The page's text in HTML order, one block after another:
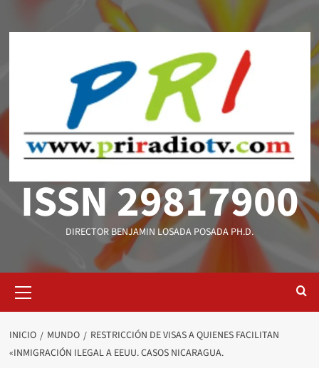
ISSN 29817900
DIRECTOR BENJAMIN LOSADA POSADA PH.D.
primario
INICIO MUNDO
RESTRICCIÓN DE VISAS A QUIENES FACILITAN
«INMIGRACIÓN ILEGAL A EEUU. CASOS NICARAGUA.